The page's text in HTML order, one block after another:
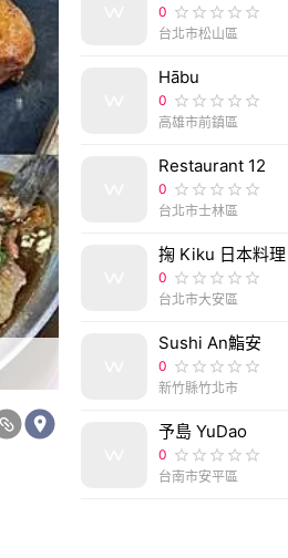
台南市白河區[關子嶺
0
台北市松山區
Hābu
0
高雄市前鎮區
Restaurant 12
0
台北市士林區
掬 Kiku 日本料理
0
台北市大安區
Sushi An鮨安
0
新竹縣竹北市
予島 YuDao
0
台南市安平區